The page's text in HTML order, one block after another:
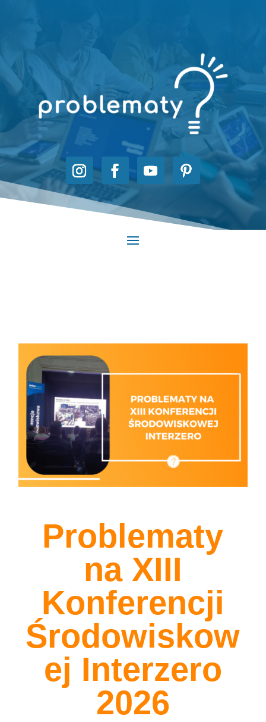
Problematy
na XIII
Konferencji
Środowiskow
ej Interzero
2026